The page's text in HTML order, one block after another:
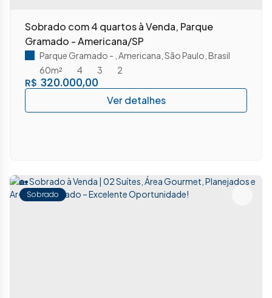
Sobrado com 4 quartos à Venda, Parque
Gramado - Americana/SP
R$ 320.000,00
Parque Gramado Americana São Paulo Brasil
4
3
60m² 2
Sobrado